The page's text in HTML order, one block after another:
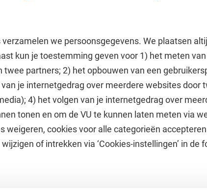
we persoonsgegevens. We plaatsen
kun je toestemming geven voor 1) het meten
twee partners; 2) het opbouwen van een
je internetgedrag over meerdere websites door
4) het volgen van je internetgedrag over
tonen en om de VU te kunnen laten meten via
weigeren, cookies voor alle categorieën
of intrekken via ‘Cookies-instellingen’ in de
jaarkalender
Uitgelicht
Doneer aan het
VU Magazine